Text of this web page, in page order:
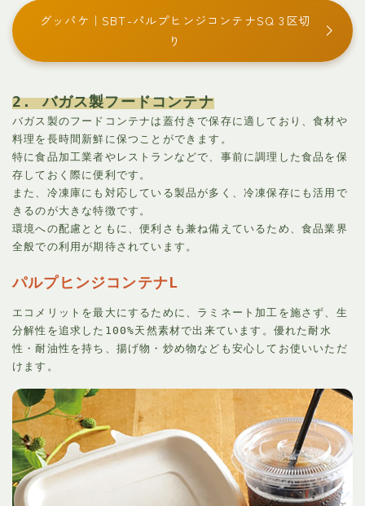
グッパケ｜SBT-パルプヒンジコンテナSQ 3区切
り
2. バガス製フードコンテナ
バガス製のフードコンテナは蓋付きで保存に適しており、食材や
料理を長時間新鮮に保つことができます。
特に食品加工業者やレストランなどで、事前に調理した食品を保
存しておく際に便利です。
また、冷凍庫にも対応している製品が多く、冷凍保存にも活用で
きるのが大きな特徴です。
環境への配慮とともに、便利さも兼ね備えているため、食品業界
全般での利用が期待されています。
パルプヒンジコンテナL
エコメリットを最大にするために、ラミネート加工を施さず、生
分解性を追求した100%天然素材で出来ています。優れた耐水
性・耐油性を持ち、揚げ物・炒め物なども安心してお使いいただ
けます。